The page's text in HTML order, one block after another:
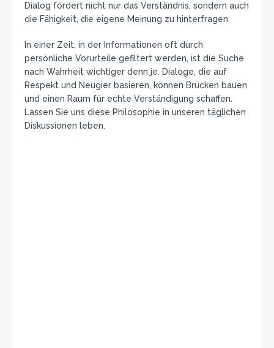
Dialog fördert nicht nur das Verständnis, sondern auch
die Fähigkeit, die eigene Meinung zu hinterfragen.
In einer Zeit, in der Informationen oft durch
persönliche Vorurteile gefiltert werden, ist die Suche
nach Wahrheit wichtiger denn je. Dialoge, die auf
Respekt und Neugier basieren, können Brücken bauen
und einen Raum für echte Verständigung schaffen.
Lassen Sie uns diese Philosophie in unseren täglichen
Diskussionen leben.